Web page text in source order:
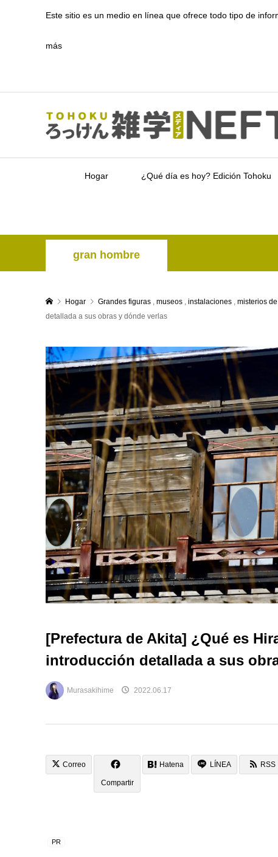
Este sitio es un medio en línea que ofrece todo tipo de
más
Hogar ¿Qué día es hoy? Edición Tohoku
gran hombre
Hogar Grandes figuras , museos , instalaciones , misterios
detallada a sus obras y dónde verlas
[Prefectura de Akita] ¿Qué es
introducción detallada a sus
Murasakihime 2022.06.17
Correo
Compartir
Hatena LÍNEA RSS